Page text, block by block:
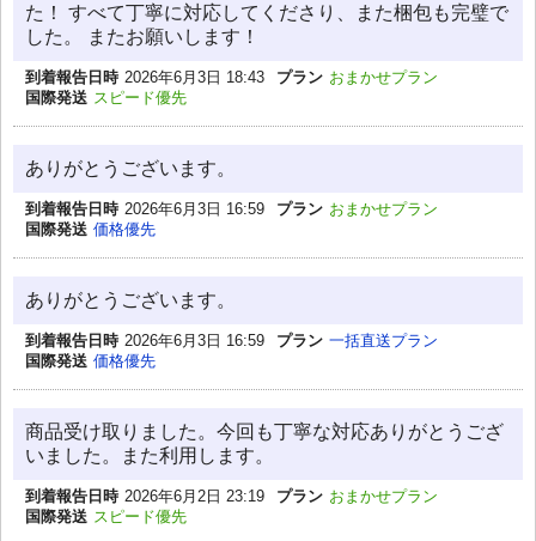
た！ すべて丁寧に対応してくださり、また梱包も完璧で
した。 またお願いします！
到着報告日時 2026年6月3日 18:43 プラン おまかせプラン
国際発送 スピード優先
ありがとうございます。
到着報告日時 2026年6月3日 16:59 プラン おまかせプラン
国際発送 価格優先
ありがとうございます。
到着報告日時 2026年6月3日 16:59 プラン 一括直送プラン
国際発送 価格優先
商品受け取りました。今回も丁寧な対応ありがとうござ
いました。また利用します。
到着報告日時 2026年6月2日 23:19 プラン おまかせプラン
国際発送 スピード優先